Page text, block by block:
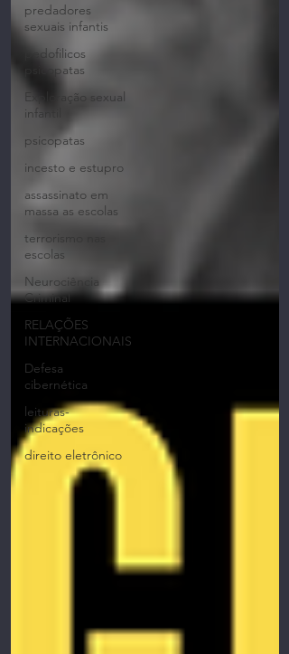
predadores
sexuais infantis
pedofilicos
psicopatas
Exploração sexual
infantil
psicopatas
incesto e estupro
assassinato em
massa as escolas
terrorismo nas
escolas
Neurociência
Criminal
RELAÇÕES
INTERNACIONAIS
Defesa
cibernética
leituras-
indicações
direito eletrônico